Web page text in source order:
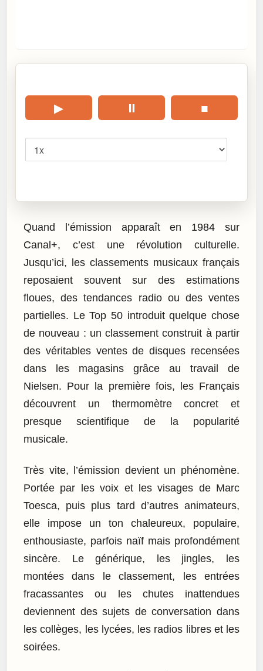
▶ ⏸ ■
Quand l’émission apparaît en 1984 sur
Canal+, c’est une révolution culturelle.
Jusqu’ici, les classements musicaux français
reposaient souvent sur des estimations
floues, des tendances radio ou des ventes
partielles. Le Top 50 introduit quelque chose
de nouveau : un classement construit à partir
des véritables ventes de disques recensées
dans les magasins grâce au travail de
Nielsen. Pour la première fois, les Français
découvrent un thermomètre concret et
presque scientifique de la popularité
musicale.
Très vite, l’émission devient un phénomène.
Portée par les voix et les visages de Marc
Toesca, puis plus tard d’autres animateurs,
elle impose un ton chaleureux, populaire,
enthousiaste, parfois naïf mais profondément
sincère. Le générique, les jingles, les
montées dans le classement, les entrées
fracassantes ou les chutes inattendues
deviennent des sujets de conversation dans
les collèges, les lycées, les radios libres et les
soirées.